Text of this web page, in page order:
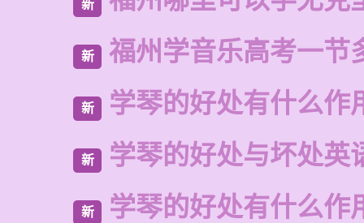
新
新 福州学音乐高考一节
新 学琴的好处有什么作
新 学琴的好处与坏处英
新 学琴的好处有什么作